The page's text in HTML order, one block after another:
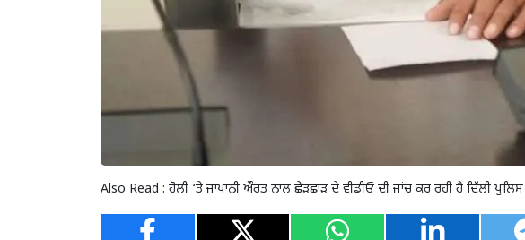
Also Read : ਹੋਲੀ ‘ਤੇ ਜਾਪਾਨੀ ਔਰਤ ਨਾਲ ਛੇੜਛਾੜ ਦੇ ਵੀਡੀਓ ਦੀ ਜਾਂਚ ਕਰ ਰਹੀ ਹੈ ਦਿੱਲੀ ਪੁਲਿਸ